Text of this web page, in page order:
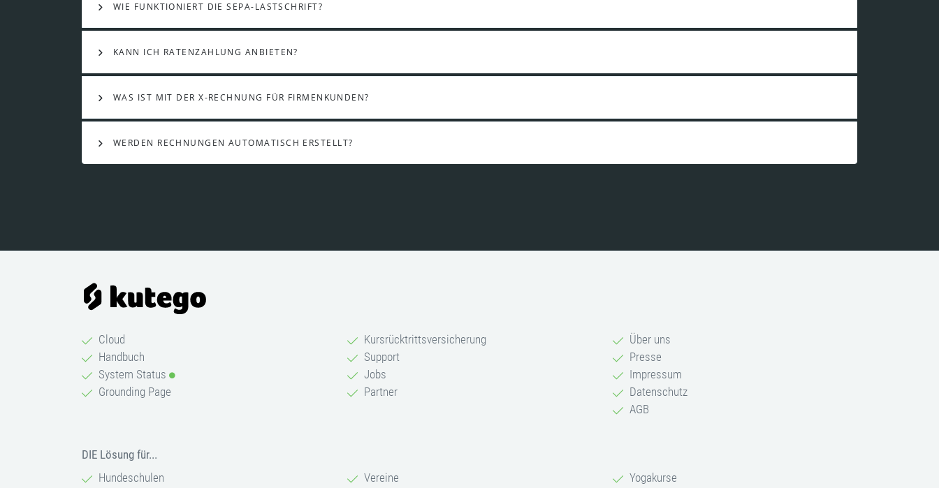
WIE FUNKTIONIERT DIE SEPA-LASTSCHRIFT?
KANN ICH RATENZAHLUNG ANBIETEN?
WAS IST MIT DER X-RECHNUNG FÜR FIRMENKUNDEN?
WERDEN RECHNUNGEN AUTOMATISCH ERSTELLT?
Cloud
Handbuch
System Status
Grounding Page
Kursrücktrittsversicherung
Support
Jobs
Partner
Über uns
Presse
Impressum
Datenschutz
AGB
DIE Lösung für...
Hundeschulen
Vereine Yogakurse